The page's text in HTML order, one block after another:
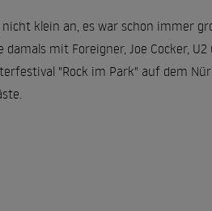
klein an, es war schon immer
damals mit Foreigner, Joe Cocker,
"Rock im Park" auf dem